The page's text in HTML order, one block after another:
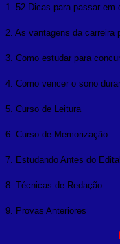
1. 52 Dicas para passar em
2. As vantagens da carreira
3. Como estudar para
4. Como vencer o sono
5. Curso de Leitura
6. Curso de Memorização
7. Estudando Antes do Edital
8. Técnicas de Redação
9. Provas Anteriores